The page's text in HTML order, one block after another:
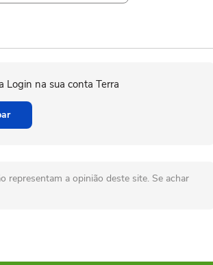
Login na sua conta Terra
representam a opinião deste site. Se achar